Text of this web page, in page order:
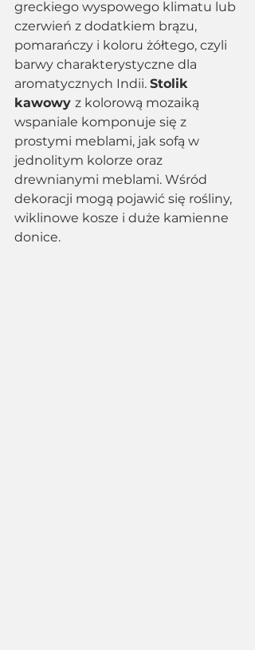
greckiego wyspowego klimatu lub
czerwień z dodatkiem brązu,
pomarańczy i koloru żółtego, czyli
barwy charakterystyczne dla
aromatycznych Indii. Stolik
kawowy z kolorową mozaiką
wspaniale komponuje się z
prostymi meblami, jak sofą w
jednolitym kolorze oraz
drewnianymi meblami. Wśród
dekoracji mogą pojawić się rośliny,
wiklinowe kosze i duże kamienne
donice.